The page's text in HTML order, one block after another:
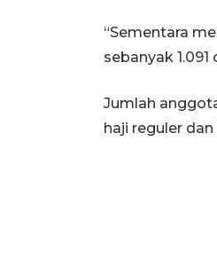
“Sementara
sebanyak 1.091
Jumlah
haji reguler